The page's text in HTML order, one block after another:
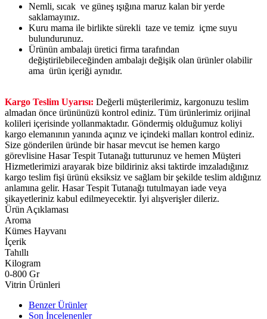
Nemli, sıcak ve güneş ışığına maruz kalan bir yerde
saklamayınız.
Kuru mama ile birlikte sürekli taze ve temiz içme suyu
bulundurunuz.
Ürünün ambalajı üretici firma tarafından
değiştirilebileceğinden ambalajı değişik olan ürünler olabilir
ama ürün içeriği aynıdır.
Kargo Teslim Uyarısı: Değerli müşterilerimiz, kargonuzu teslim
almadan önce ürününüzü kontrol ediniz. Tüm ürünlerimiz orijinal
kolileri içerisinde yollanmaktadır. Göndermiş olduğumuz koliyi
kargo elemanının yanında açınız ve içindeki malları kontrol ediniz.
Size gönderilen üründe bir hasar mevcut ise hemen kargo
görevlisine Hasar Tespit Tutanağı tutturunuz ve hemen Müşteri
Hizmetlerimizi arayarak bize bildiriniz aksi taktirde imzaladığınız
kargo teslim fişi ürünü eksiksiz ve sağlam bir şekilde teslim aldığınız
anlamına gelir. Hasar Tespit Tutanağı tutulmayan iade veya
şikayetleriniz kabul edilmeyecektir. İyi alışverişler dileriz.
Ürün Açıklaması
Aroma
Kümes Hayvanı
İçerik
Tahıllı
Kilogram
0-800 Gr
Vitrin Ürünleri
Benzer Ürünler
Son İncelenenler